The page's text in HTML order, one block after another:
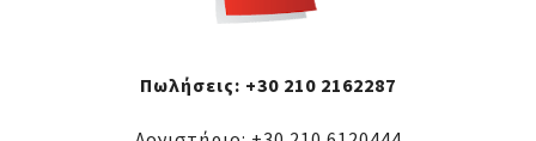
Πωλήσεις: +30 210 2162287